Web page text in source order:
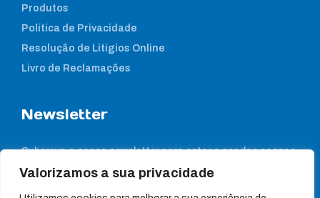
Valorizamos a sua privacidade
Produtos
Política de Privacidade
Resolução de Litígios Online
Livro de Reclamações
Newsletter
Subcreva a nossa newsletter para estar a par das nossas
notícias